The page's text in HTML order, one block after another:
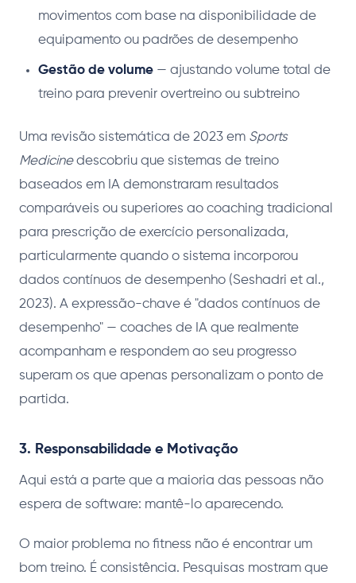
movimentos com base na disponibilidade de
equipamento ou padrões de desempenho
Gestão de volume — ajustando volume total de
treino para prevenir overtreino ou subtreino
Uma revisão sistemática de 2023 em Sports
Medicinedescobriu que sistemas de treino
baseados em IA demonstraram resultados
comparáveis ou superiores ao coaching tradicional
para prescrição de exercício personalizada,
particularmente quando o sistema incorporou
dados contínuos de desempenho (Seshadri et al.,
2023). A expressão-chave é "dados contínuos de
desempenho" — coaches de IA que realmente
acompanham e respondem ao seu progresso
superam os que apenas personalizam o ponto de
partida.
3. Responsabilidade e Motivação
Aqui está a parte que a maioria das pessoas não
espera de software: mantê-lo aparecendo.
O maior problema no fitness não é encontrar um
bom treino. É consistência. Pesquisas mostram que